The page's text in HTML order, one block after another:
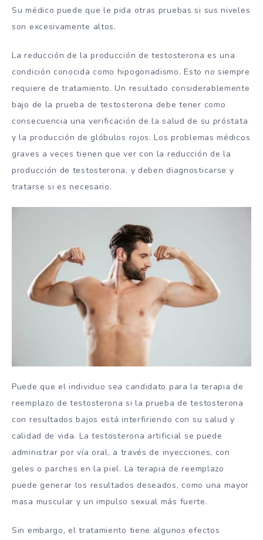
Su médico puede que le pida otras pruebas si sus niveles
son excesivamente altos.
La reducción de la producción de testosterona es una
condición conocida como hipogonadismo. Esto no siempre
requiere de tratamiento. Un resultado considerablemente
bajo de la prueba de testosterona debe tener como
consecuencia una verificación de la salud de su próstata
y la producción de glóbulos rojos. Los problemas médicos
graves a veces tienen que ver con la reducción de la
producción de testosterona, y deben diagnosticarse y
tratarse si es necesario.
Puede que el individuo sea candidato para la terapia de
reemplazo de testosterona si la prueba de testosterona
con resultados bajos está interfiriendo con su salud y
calidad de vida. La testosterona artificial se puede
administrar por vía oral, a través de inyecciones, con
geles o parches en la piel. La terapia de reemplazo
puede generar los resultados deseados, como una mayor
masa muscular y un impulso sexual más fuerte.
Sin embargo, el tratamiento tiene algunos efectos